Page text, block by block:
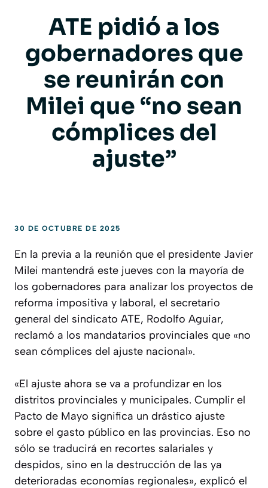
ATE pidió a los
gobernadores que
se reunirán con
Milei que “no sean
cómplices del
ajuste”
30 DE OCTUBRE DE 2025
En la previa a la reunión que el presidente Javier
Milei mantendrá este jueves con la mayoría de
los gobernadores para analizar los proyectos de
reforma impositiva y laboral, el secretario
general del sindicato ATE, Rodolfo Aguiar,
reclamó a los mandatarios provinciales que «no
sean cómplices del ajuste nacional».
«El ajuste ahora se va a profundizar en los
distritos provinciales y municipales. Cumplir el
Pacto de Mayo significa un drástico ajuste
sobre el gasto público en las provincias. Eso no
sólo se traducirá en recortes salariales y
despidos, sino en la destrucción de las ya
deterioradas economías regionales», explicó el